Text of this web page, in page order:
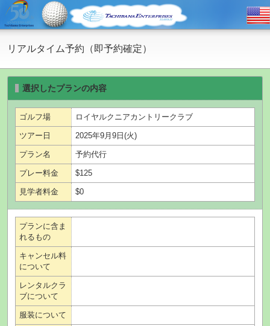
リアルタイム予約（即予約確定）
選択したプランの内容
ゴルフ場 ロイヤルクニアカントリークラブ
ツアー日 2025年9月9日(火)
プラン名 予約代行
プレー料金 $125
見学者料金 $0
プランに含ま
れるもの
キャンセル料
について
レンタルクラ
ブについて
服装について